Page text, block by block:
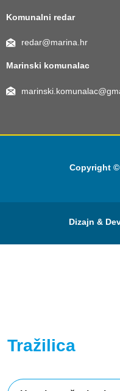
Komunalni redar
redar@marina.hr
Marinski komunalac
Copyright ©
Dizajn &
Tražilica